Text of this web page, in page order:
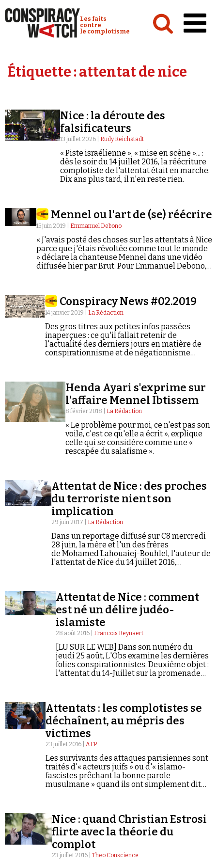
Conspiracy Watch :
Les faits
contre
le complotisme
Analyses
Vidéos
Émissions
Revues de presse
Newsletter
Se connecter
Étiquette :attentat de nice
Nice : la déroute des
falsificateurs
13 juillet 2026 | Rudy Reichstadt
« Piste israélienne », « mise en scène »... :
dès le soir du 14 juillet 2016, la réécriture
complotiste de l'attentat était en marche.
Dix ans plus tard, il n'en reste rien.
Mennel ou l'art de (se) réécrire
15 juin 2019 | Emmanuel Debono
« J'avais posté des choses sur les attentats à Nice
parce que j'étais révoltée comme tout le monde
» déclare la chanteuse Mennel dans une vidéo
diffusée hier par Brut. Pour Emmanuel Debono,
Conspiracy News #02.2019
14 janvier 2019 | La Rédaction
Des gros titres aux petites infos passées
inaperçues : ce qu'il fallait retenir de
l'actualité des derniers jours en matière de
conspirationnisme et de négationnisme
Henda Ayari s'exprime sur
l'affaire Mennel Ibtissem
8 février 2018 | La Rédaction
« Le problème pour moi, ce n'est pas son
voile, c'est ce qu'elle a écrit », explique
celle qui se considère comme une «
rescapée du salafisme ».
Attentat de Nice : des proches
du terroriste nient son
implication
29 juin 2017 | La Rédaction
Dans un reportage diffusé sur C8 mercredi
28 juin, la mère et l'un des frères
de Mohamed Lahouaiej-Bouhlel, l'auteur de
l'attentat de Nice du 14 juillet 2016,
Attentat de Nice : comment
est né un délire judéo-
islamiste
28 août 2016 | Francois Reynaert
[LU SUR LE WEB] Dans son numéro du
jeudi 25 août, L'Obs examine les dernières
folies conspirationnistes. Deuxième objet :
l'attentat du 14-Juillet sur la promenade
Attentats : les complotistes se
déchaînent, au mépris des
victimes
23 juillet 2016 |AFP
Les survivants des attaques parisiennes sont
traités d'« acteurs juifs » ou d'« islamo-
fascistes prêchant la bonne parole
musulmane » quand ils ont simplement dit
Nice : quand Christian Estrosi
flirte avec la théorie du
complot
23 juillet 2016 |Theo Conscience